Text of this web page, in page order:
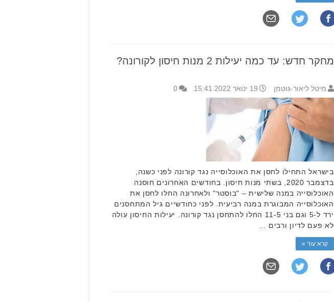
מחקר חדש: עד כמה יעילות 2 מנות חיסון לקורונה?
מיטל ליאור-גוטמן 19 ינואר 2022 15:41 0
בישראל התחילו לחסן את האוכלוסייה נגד קורונה לפני כשנה,
בדצמבר 2020, בשתי מנות חיסון. בחודשים האחרונים חוסנה
האוכלוסייה במנה שלישית – "בוסטר" ולאחרונה החלו לחסן את
האוכלוסייה המבוגרת במנה רביעית. לפני כחודשיים גיל המתחסנים
ירד ל-5 וגם בני 11-5 החלו להתחסן נגד קורונה. יעילות החיסון עולה
לא פעם לדיון ורבים …
קרא עוד »